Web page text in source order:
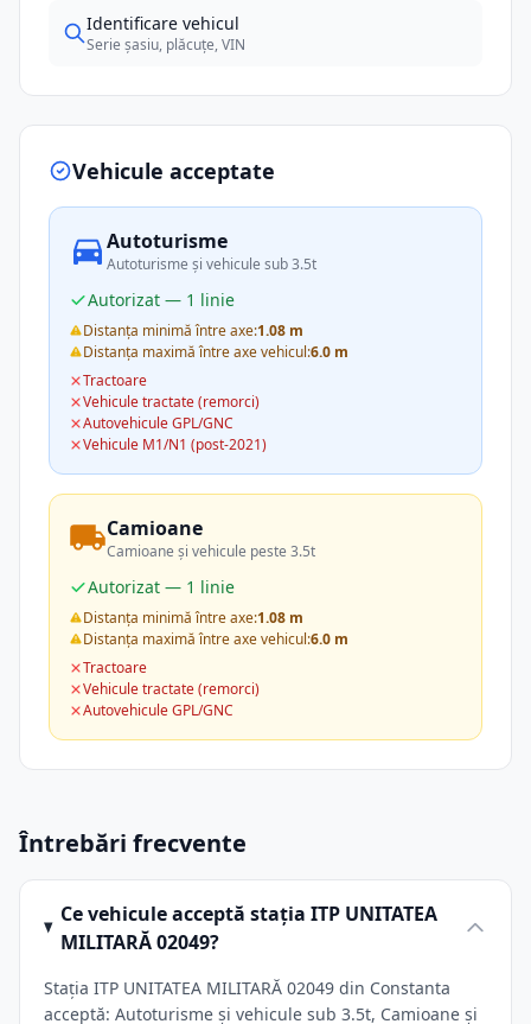
Identificare vehicul
Serie șasiu, plăcuțe, VIN
Vehicule acceptate
Autoturisme
Autoturisme și vehicule sub 3.5t
Autorizat — 1 linie
Distanța minimă între axe:1.08 m
Distanța maximă între axe vehicul:6.0 m
Tractoare
Vehicule tractate (remorci)
Autovehicule GPL/GNC
Vehicule M1/N1 (post-2021)
Camioane
Camioane și vehicule peste 3.5t
Autorizat — 1 linie
Distanța minimă între axe:1.08 m
Distanța maximă între axe vehicul:6.0 m
Tractoare
Vehicule tractate (remorci)
Autovehicule GPL/GNC
Întrebări frecvente
Ce vehicule acceptă stația ITP UNITATEA
MILITARĂ 02049?
Stația ITP UNITATEA MILITARĂ 02049 din Constanta
acceptă: Autoturisme și vehicule sub 3.5t, Camioane și